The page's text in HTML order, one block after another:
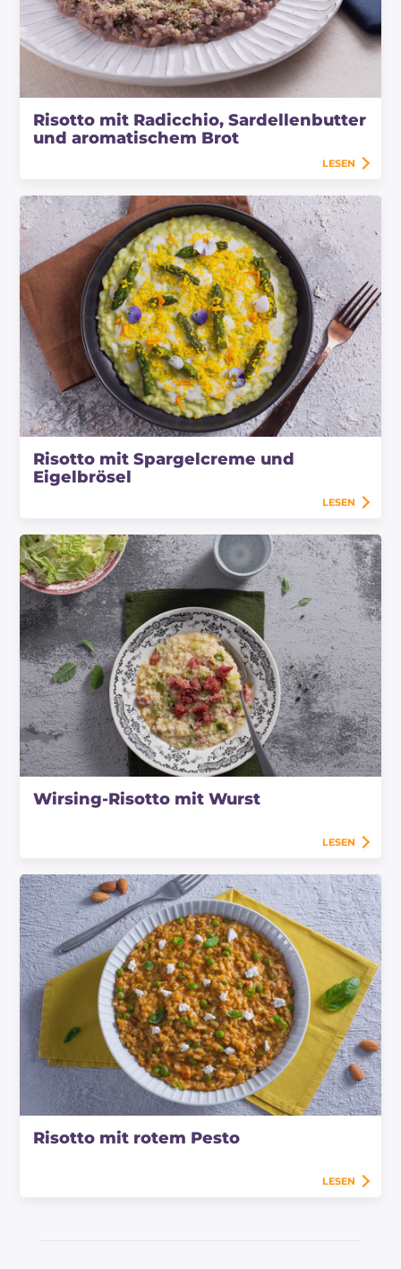
Risotto mit Radicchio, Sardellenbutter
und aromatischem Brot
LESEN
Risotto mit Spargelcreme und
Eigelbrösel
LESEN
Wirsing-Risotto mit Wurst
LESEN
Risotto mit rotem Pesto
LESEN